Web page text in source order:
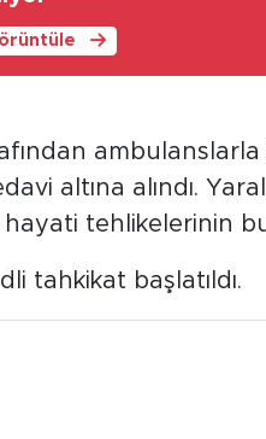
altına alındı.
tehlikelerinin
tahkikat başlatıldı.